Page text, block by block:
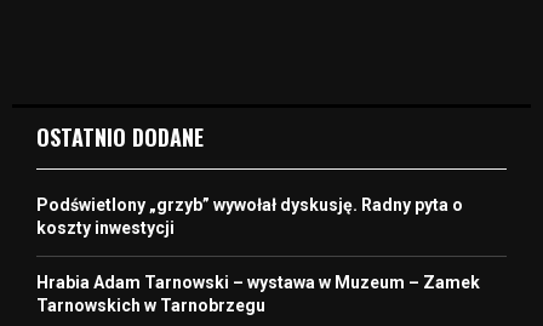
OSTATNIO DODANE
Podświetlony „grzyb” wywołał dyskusję. Radny pyta o
koszty inwestycji
Hrabia Adam Tarnowski – wystawa w Muzeum – Zamek
Tarnowskich w Tarnobrzegu